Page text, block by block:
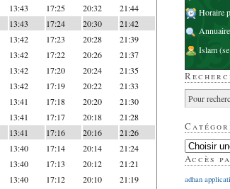
13:43 17:25 20:32 21:44
13:43 17:24 20:30 21:42
13:42 17:23 20:28 21:39
13:42 17:22 20:26 21:37
13:42 17:20 20:24 21:35
13:42 17:19 20:22 21:33
13:41 17:18 20:20 21:30
13:41 17:17 20:18 21:28
13:41 17:16 20:16 21:26
13:40 17:14 20:14 21:24
13:40 17:13 20:12 21:21
13:40 17:12 20:10 21:19
Horaire
Islam
Accès
adhan